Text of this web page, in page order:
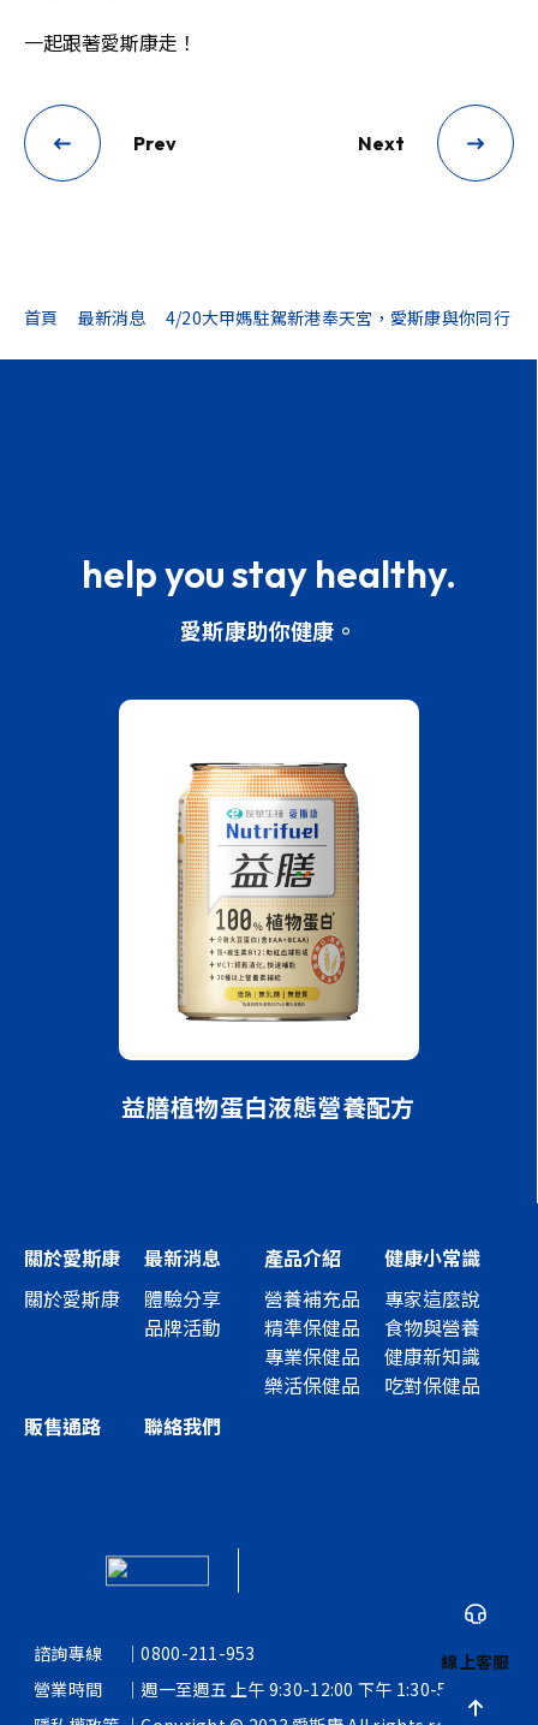
線上客服
一起跟著愛斯康走！
Prev Next
首頁 最新消息 4/20大甲媽駐駕新港奉天宮，愛斯康與你同行
help you stay healthy.
愛斯康助你健康。
益膳植物蛋白液態營養配方
關於愛斯康
關於愛斯康
最新消息
體驗分享
品牌活動
產品介紹
營養補充品
精準保健品
專業保健品
樂活保健品
健康小常識
專家這麼說
食物與營養
健康新知識
吃對保健品
販售通路
聯絡我們
諮詢專線 ｜0800-211-953
營業時間
｜週一至週五 上午 9:30-12:00 下午 1:30-5:30